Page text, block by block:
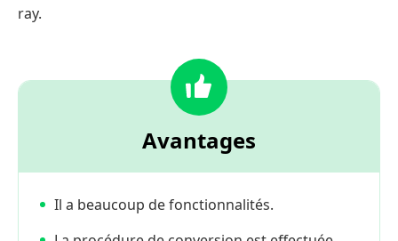
ray.
Avantages
Il a beaucoup de fonctionnalités.